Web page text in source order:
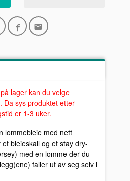
lager kan du velge
Da sys produktet etter
er 1-3 uker.
lommebleie med nett
bleieskall og et stay dry-
med en lomme der du
faller ut av seg selv i